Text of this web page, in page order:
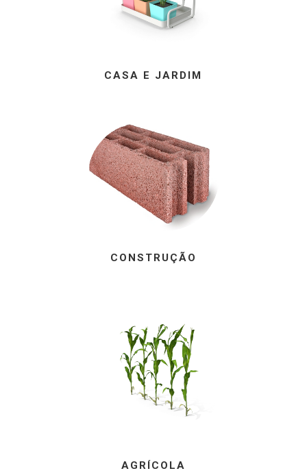
CASA E JARDIM
CONSTRUÇÃO
AGRÍCOLA